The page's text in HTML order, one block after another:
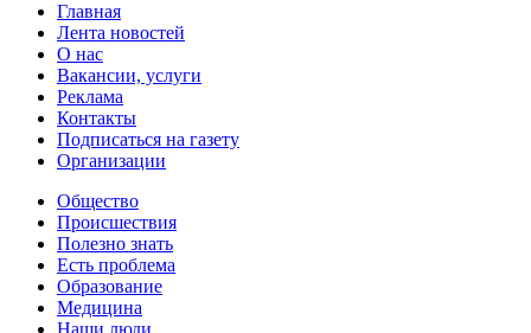
Главная
Лента новостей
О нас
Вакансии, услуги
Реклама
Контакты
Подписаться на газету
Организации
Общество
Происшествия
Полезно знать
Есть проблема
Образование
Медицина
Наши люди